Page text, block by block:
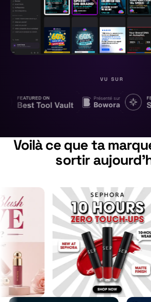
VU SUR
Présenté sur
Bowora
Voilà ce que ta
sortir